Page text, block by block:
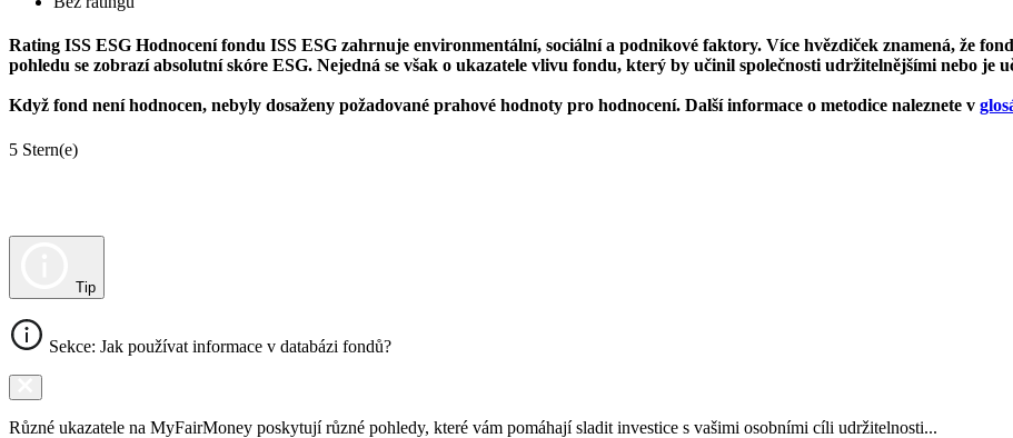
Rating ISS ESG Hodnocení fondu ISS ESG zahrnuje environmentální, sociální a podnikové faktory. Více hvězdiček znamená, že
pohledu se zobrazí absolutní skóre ESG. Nejedná se však o ukazatele vlivu fondu, který by učinil společnosti udržitelnějšími nebo je
Když fond není hodnocen, nebyly dosaženy požadované prahové hodnoty pro hodnocení. Další informace o metodice naleznete v
5 Stern(e)
Tip
Sekce: Jak používat informace v databázi fondů?
Různé ukazatele na MyFairMoney poskytují různé pohledy, které vám pomáhají sladit investice s vašimi osobními cíli udržitelnosti...